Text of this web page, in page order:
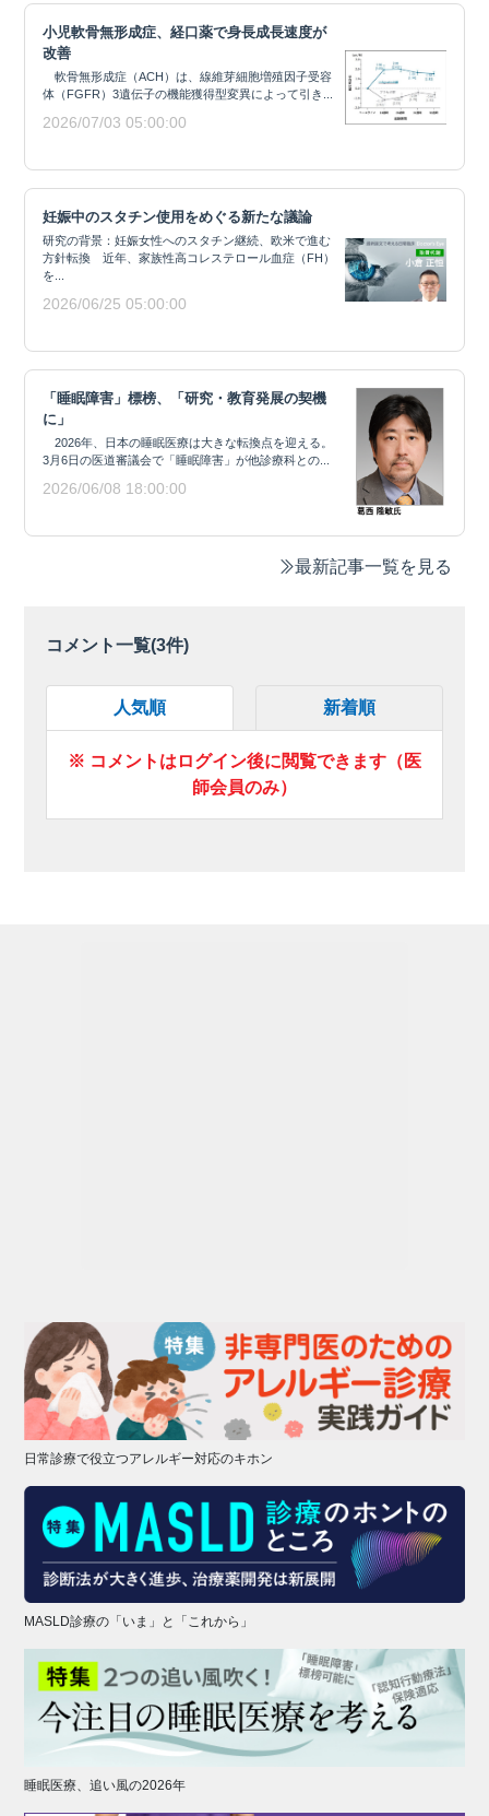
小児軟骨無形成症、経口薬で身長成長速度が
改善
軟骨無形成症（ACH）は、線維芽細胞増殖因子受容
体（FGFR）3遺伝子の機能獲得型変異によって引き...
2026/07/03 05:00:00
妊娠中のスタチン使用をめぐる新たな議論
研究の背景：妊娠女性へのスタチン継続、欧米で進む
方針転換 近年、家族性高コレステロール血症（FH）
を...
2026/06/25 05:00:00
「睡眠障害」標榜、「研究・教育発展の契機
に」
2026年、日本の睡眠医療は大きな転換点を迎える。
3月6日の医道審議会で「睡眠障害」が他診療科との...
2026/06/08 18:00:00
最新記事一覧を見る
コメント一覧(3件)
人気順 新着順
※ コメントはログイン後に閲覧できます（医
師会員のみ）
日常診療で役立つアレルギー対応のキホン
MASLD診療の「いま」と「これから」
睡眠医療、追い風の2026年